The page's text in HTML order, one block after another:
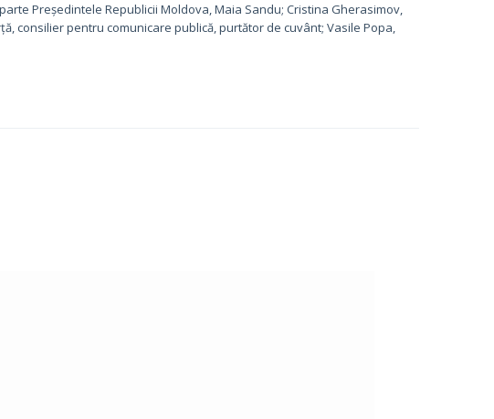
Președintele Republicii Moldova, Maia Sandu; Cristina Gherasimov,
consilier pentru comunicare publică, purtător de cuvânt; Vasile Popa,